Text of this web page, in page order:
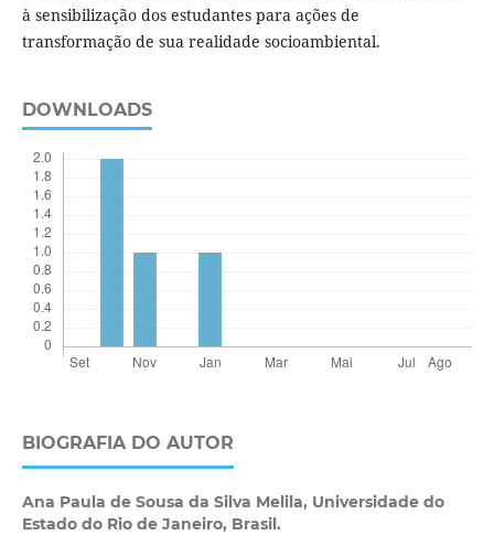
à sensibilização dos estudantes para ações de
transformação de sua realidade socioambiental.
DOWNLOADS
BIOGRAFIA DO AUTOR
Ana Paula de Sousa da Silva Melila, Universidade do
Estado do Rio de Janeiro, Brasil.